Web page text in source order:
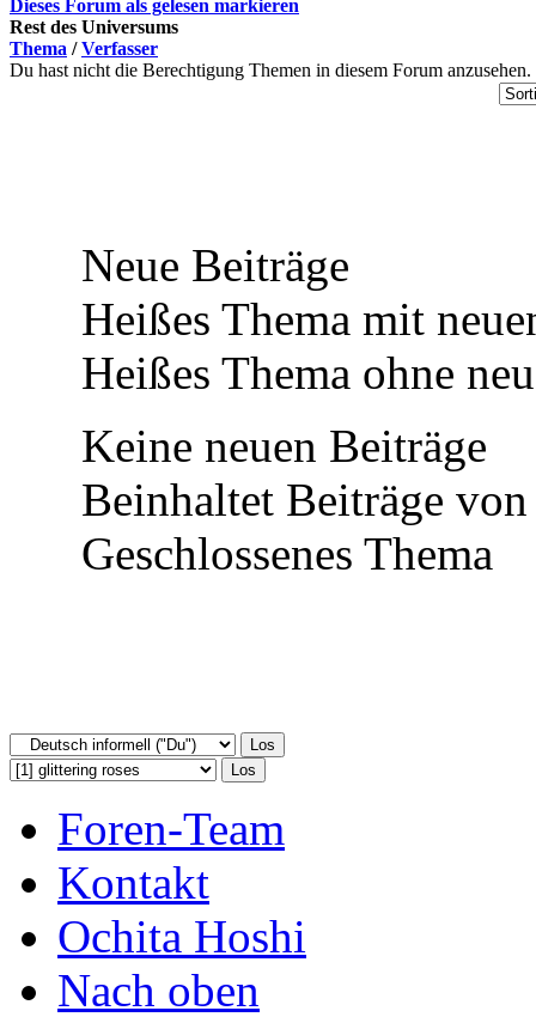
Dieses Forum als gelesen markieren
Rest des Universums
Thema /Verfasser
Du hast nicht die Berechtigung Themen in diesem Forum anzusehen.
Neue Beiträge
Heißes Thema mit
Heißes Thema ohne
Keine neuen Beiträge
Beinhaltet Beiträge
Geschlossenes Thema
Foren-Team
Kontakt
Ochita Hoshi
Nach oben